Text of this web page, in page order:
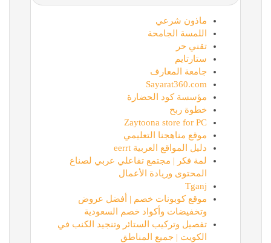
ماذون شرعي
اللمسة الجامحة
تقني حر
ستارتايم
جامعة المعارف
Sayarat360.com
مؤسسة كود الحضارة
خطوة ربح
Zaytoona store for PC
موقع مناهجنا التعليمي
دليل المواقع العربية eerrt
لمة فكر | مجتمع تفاعلي عربي لصناع
المحتوى وريادة الأعمال
Tganj
موقع كوبونات خصم | أفضل عروض
وتخفيضات وأكواد خصم السعودية
تفصيل وتركيب الستائر وتنجيد الكنب في
الكويت | جميع المناطق